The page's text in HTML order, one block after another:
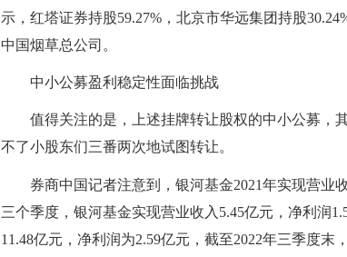
示，红塔证券持股59.27%，北京市华远集团持股
中国烟草总公司。
中小公募盈利稳定性面临挑战
值得关注的是，上述挂牌转让股权的中小公募，
不了小股东们三番两次地试图转让。
券商中国记者注意到，银河基金2021年实现营业
三个季度，银河基金实现营业收入5.45亿元，净利润
11.48亿元，净利润为2.59亿元，截至2022年三季度末